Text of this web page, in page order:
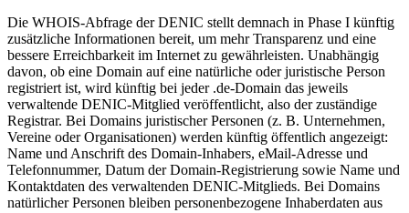
Die WHOIS-Abfrage der DENIC stellt demnach in Phase I künftig
zusätzliche Informationen bereit, um mehr Transparenz und eine
bessere Erreichbarkeit im Internet zu gewährleisten. Unabhängig
davon, ob eine Domain auf eine natürliche oder juristische Person
registriert ist, wird künftig bei jeder .de-Domain das jeweils
verwaltende DENIC-Mitglied veröffentlicht, also der zuständige
Registrar. Bei Domains juristischer Personen (z. B. Unternehmen,
Vereine oder Organisationen) werden künftig öffentlich angezeigt:
Name und Anschrift des Domain-Inhabers, eMail-Adresse und
Telefonnummer, Datum der Domain-Registrierung sowie Name und
Kontaktdaten des verwaltenden DENIC-Mitglieds. Bei Domains
natürlicher Personen bleiben personenbezogene Inhaberdaten aus